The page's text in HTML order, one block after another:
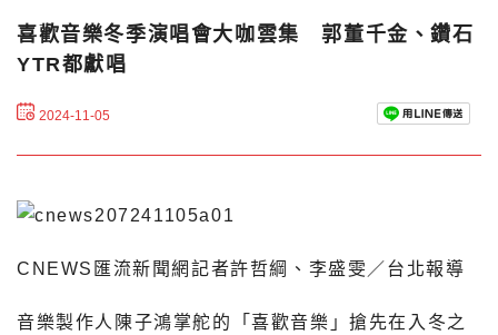
喜歡音樂冬季演唱會大咖雲集 郭董千金、鑽石
YTR都獻唱
2024-11-05
CNEWS匯流新聞網記者許哲綱、李盛雯／台北報導
音樂製作人陳子鴻掌舵的「喜歡音樂」搶先在入冬之